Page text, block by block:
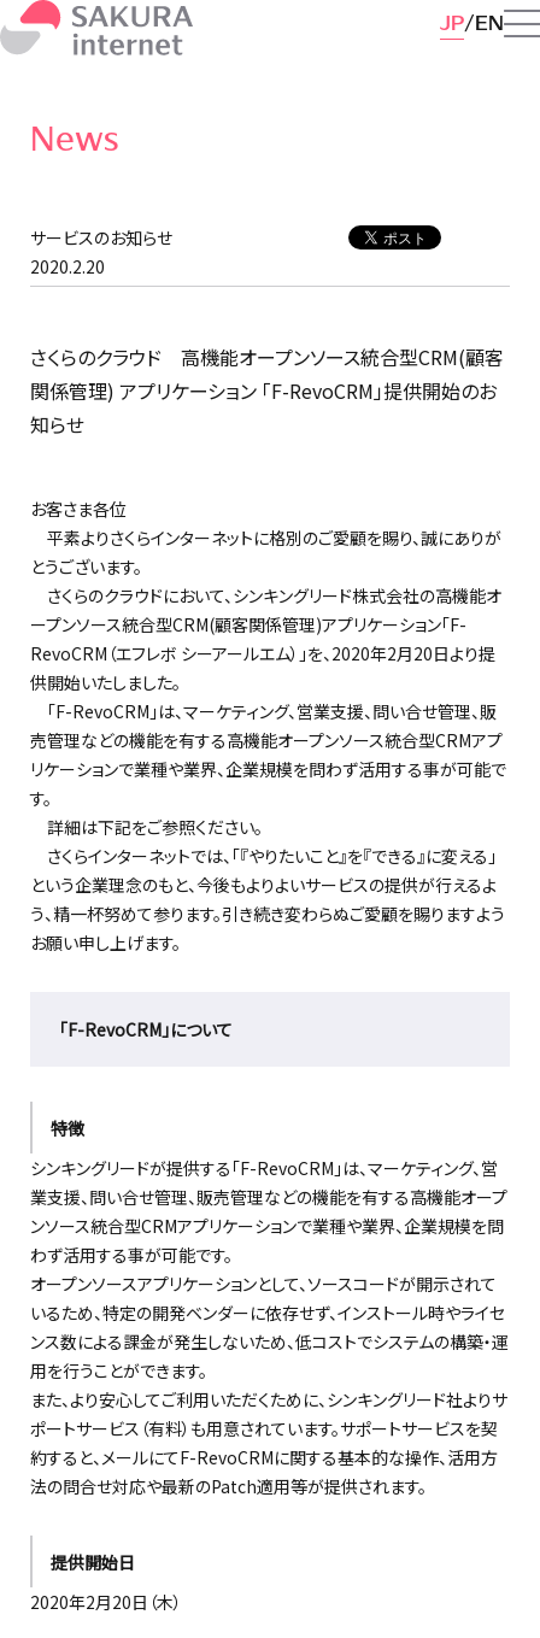
JP EN
News
サービスのお知らせ
2020.2.20
さくらのクラウド 高機能オープンソース統合型CRM(顧客
関係管理) アプリケーション 「F-RevoCRM」提供開始のお
知らせ
お客さま各位
平素よりさくらインターネットに格別のご愛顧を賜り、誠にありが
とうございます。
さくらのクラウドにおいて、シンキングリード株式会社の高機能オ
ープンソース統合型CRM(顧客関係管理)アプリケーション「F-
RevoCRM（エフレボ シーアールエム）」を、2020年2月20日より提
供開始いたしました。
「F-RevoCRM」は、マーケティング、営業支援、問い合せ管理、販
売管理などの機能を有する高機能オープンソース統合型CRMアプ
リケーションで業種や業界、企業規模を問わず活用する事が可能で
す。
詳細は下記をご参照ください。
さくらインターネットでは、「『やりたいこと』を『できる』に変える」
という企業理念のもと、今後もよりよいサービスの提供が行えるよ
う、精一杯努めて参ります。引き続き変わらぬご愛顧を賜りますよう
お願い申し上げます。
「F-RevoCRM」について
特徴
シンキングリードが提供する「F-RevoCRM」は、マーケティング、営
業支援、問い合せ管理、販売管理などの機能を有する高機能オープ
ンソース統合型CRMアプリケーションで業種や業界、企業規模を問
わず活用する事が可能です。
オープンソースアプリケーションとして、ソースコードが開示されて
いるため、特定の開発ベンダーに依存せず、インストール時やライセ
ンス数による課金が発生しないため、低コストでシステムの構築・運
用を行うことができます。
また、より安心してご利用いただくために、シンキングリード社よりサ
ポートサービス（有料）も用意されています。サポートサービスを契
約すると、メールにてF-RevoCRMに関する基本的な操作、活用方
法の問合せ対応や最新のPatch適用等が提供されます。
提供開始日
2020年2月20日（木）